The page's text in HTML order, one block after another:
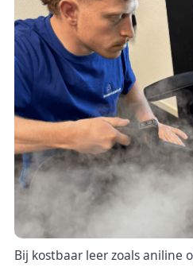
Bij kostbaar leer zoals aniline